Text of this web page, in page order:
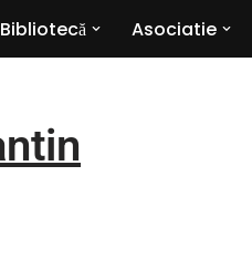
Bibliotecă Asociatie